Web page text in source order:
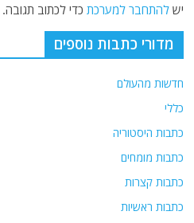
ישלהתחבר למערכת כדי לכתוב תגובה.
מדורי כתבות נוספים
חדשות מהעולם
כללי
כתבות היסטוריה
כתבות מומחים
כתבות קצרות
כתבות ראשיות